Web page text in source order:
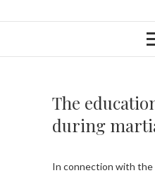
The
during
In connection with the